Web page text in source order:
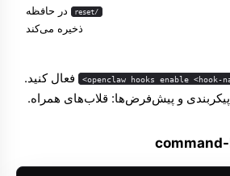
/reset
در حافظه
ذخیره می‌کند
openclaw hooks enable <hook-
فعال کنید.
و پیش‌فرض‌ها: قلاب‌های همراه.